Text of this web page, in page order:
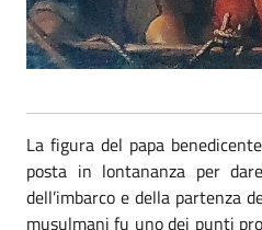
La figura del papa
posta in lontananza per
dell’imbarco e della partenza
musulmani fu uno dei punti